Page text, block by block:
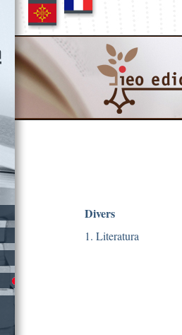
Divers
1. Literatura